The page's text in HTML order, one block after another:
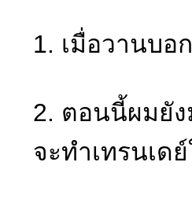
1. เมื่อวานบอ
2. ตอนนี้ผมยัง
จะทำเทรนเด